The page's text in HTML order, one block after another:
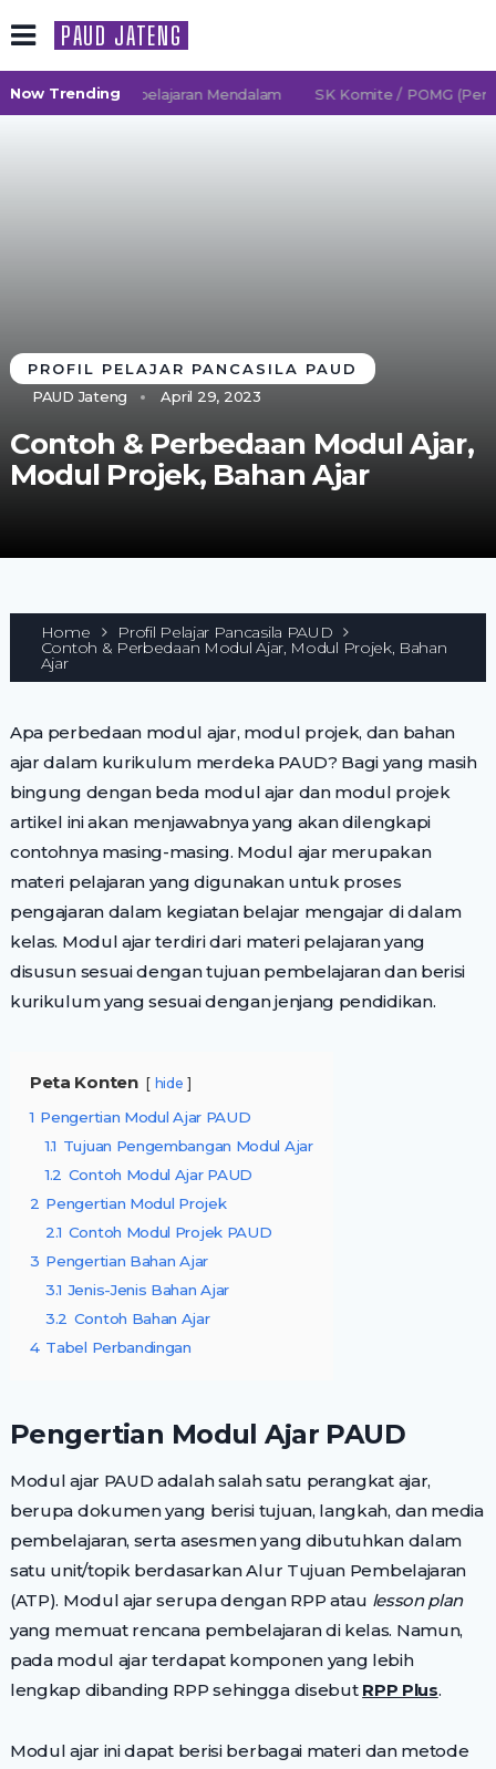
PAUD JATENG
Now Trending
2027 TK Pembelajaran Mendalam SK Komite / POMG
PROFIL PELAJAR PANCASILA PAUD
PAUD Jateng
April 29, 2023
Contoh & Perbedaan Modul Ajar,
Modul Projek, Bahan Ajar
Home Profil Pelajar Pancasila PAUD
Contoh & Perbedaan Modul Ajar, Modul Projek, Bahan
Ajar
Apa perbedaan modul ajar, modul projek, dan bahan
ajar dalam kurikulum merdeka PAUD? Bagi yang masih
bingung dengan beda modul ajar dan modul projek
artikel ini akan menjawabnya yang akan dilengkapi
contohnya masing-masing. Modul ajar merupakan
materi pelajaran yang digunakan untuk proses
pengajaran dalam kegiatan belajar mengajar di dalam
kelas. Modul ajar terdiri dari materi pelajaran yang
disusun sesuai dengan tujuan pembelajaran dan berisi
kurikulum yang sesuai dengan jenjang pendidikan.
Peta Konten hide
1 Pengertian Modul Ajar PAUD
1.1 Tujuan Pengembangan Modul Ajar
1.2 Contoh Modul Ajar PAUD
2 Pengertian Modul Projek
2.1 Contoh Modul Projek PAUD
3 Pengertian Bahan Ajar
3.1 Jenis-Jenis Bahan Ajar
3.2 Contoh Bahan Ajar
4 Tabel Perbandingan
Pengertian Modul Ajar PAUD
Modul ajar PAUD adalah salah satu perangkat ajar,
berupa dokumen yang berisi tujuan, langkah, dan media
pembelajaran, serta asesmen yang dibutuhkan dalam
satu unit/topik berdasarkan Alur Tujuan Pembelajaran
(ATP). Modul ajar serupa dengan RPP atau lesson plan
yang memuat rencana pembelajaran di kelas. Namun,
pada modul ajar terdapat komponen yang lebih
lengkap dibanding RPP sehingga disebut RPP Plus.
Modul ajar ini dapat berisi berbagai materi dan metode